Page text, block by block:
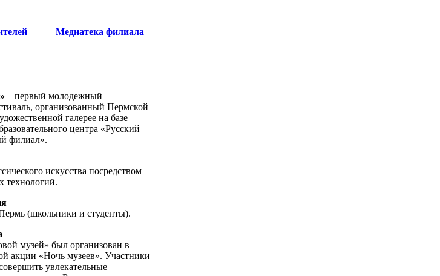
Медиатека филиала
– первый молодежный
организованный Пермской
галерее на базе
центра «Русский
филиал».
искусства посредством
технологий.
(школьники и студенты).
музей» был организован в
акции «Ночь музеев». Участники
увлекательные